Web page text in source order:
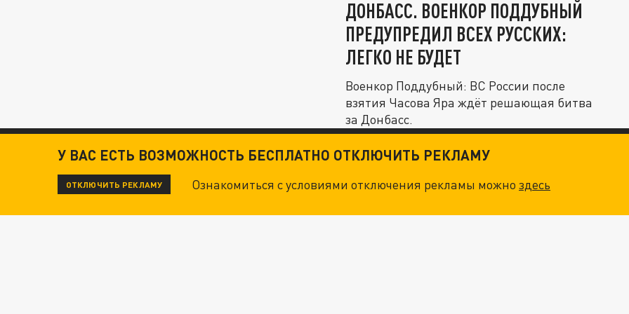
ДОНБАСС. ВОЕНКОР ПОДДУБНЫЙ
ПРЕДУПРЕДИЛ ВСЕХ РУССКИХ:
ЛЕГКО НЕ БУДЕТ
Военкор Поддубный: ВС России после
взятия Часова Яра ждёт решающая битва
за Донбасс.
У ВАС ЕСТЬ ВОЗМОЖНОСТЬ БЕСПЛАТНО ОТКЛЮЧИТЬ РЕКЛАМУ
ОТКЛЮЧИТЬ РЕКЛАМУ Ознакомиться с условиями отключения рекламы можноздесь